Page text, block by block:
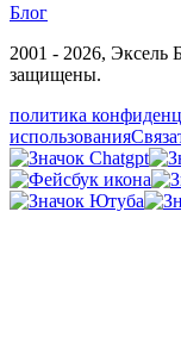
Блог
2001 - 2026, Эксель
защищены.
политика
использования